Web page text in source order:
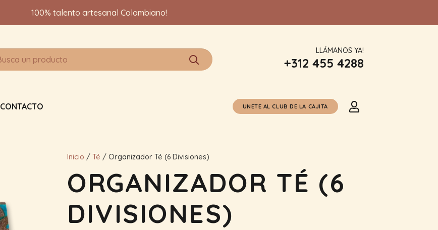
100% talento artesanal Colombiano!
LLÁMANOS YA!
+312 455 4288
CONTACTO UNETE AL CLUB DE LA CAJITA
Inicio / Té / Organizador Té (6 Divisiones)
ORGANIZADOR TÉ (6
DIVISIONES)